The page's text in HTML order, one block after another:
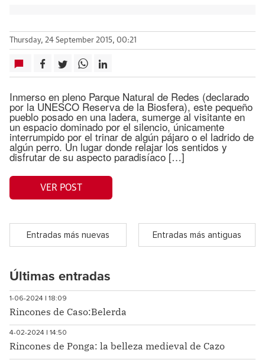
Thursday, 24 September 2015, 00:21
Inmerso en pleno Parque Natural de Redes (declarado
por la UNESCO Reserva de la Biosfera), este pequeño
pueblo posado en una ladera, sumerge al visitante en
un espacio dominado por el silencio, únicamente
interrumpido por el trinar de algún pájaro o el ladrido de
algún perro. Un lugar donde relajar los sentidos y
disfrutar de su aspecto paradisíaco […]
VER POST
Entradas más nuevas Entradas más antiguas
Últimas entradas
1-06-2024 | 18:09
Rincones de Caso:Belerda
4-02-2024 | 14:50
Rincones de Ponga: la belleza medieval de Cazo